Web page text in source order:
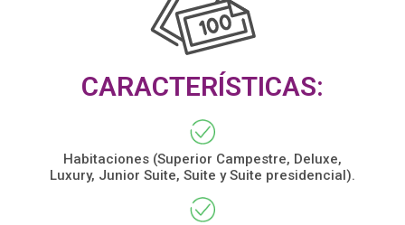
CARACTERÍSTICAS:
Habitaciones (Superior Campestre, Deluxe,
Luxury, Junior Suite, Suite y Suite presidencial).